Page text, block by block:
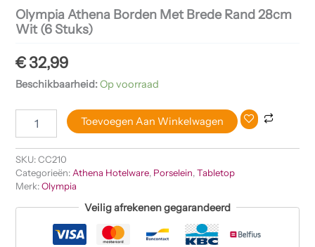
Olympia Athena Borden Met Brede Rand 28cm
Wit (6 Stuks)
€32,99
Beschikbaarheid:Op voorraad
Toevoegen Aan Winkelwagen
SKU:CC210
Categorieën:Athena Hotelware, Porselein,Tabletop
Merk:Olympia
Veilig afrekenen gegarandeerd